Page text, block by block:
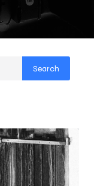
Search